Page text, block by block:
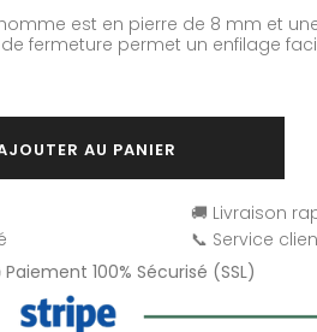
est en pierre de 8 mm et
fermeture permet un enfilage
AU PANIER
🚚 Livraison
📞 Service
Paiement 100% Sécurisé (SSL)